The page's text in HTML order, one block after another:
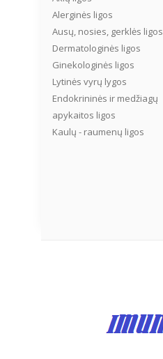
Alerginės ligos
Ausų, nosies, gerklės ligos
Dermatologinės ligos
Ginekologinės ligos
Lytinės vyrų lygos
Endokrininės ir medžiagų
apykaitos ligos
Kaulų - raumenų ligos